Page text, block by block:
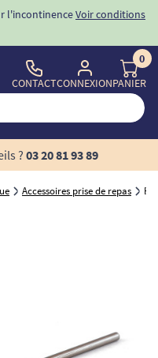
l'incontinenceVoir conditions
CONTACTCONNEXION
0
PANIER
? 03 20 81 93 89
Accessoires prise de repas